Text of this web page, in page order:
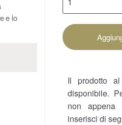
e lo
Il prodotto
disponibile.
non appena
inserisci di